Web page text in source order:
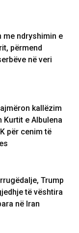
me ndryshimin e
përmend
në veri
kallëzim
Kurtit e Albulena
për cenim të
Trump
të vështira
në Iran